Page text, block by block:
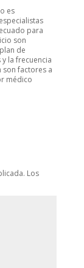
es
para
son
de
la frecuencia
factores a
médico
Los